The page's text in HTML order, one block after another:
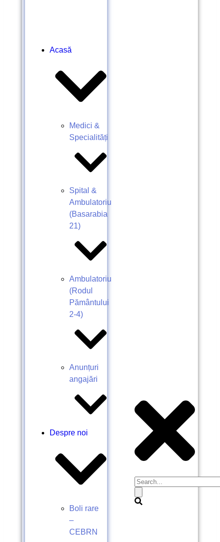
Acasă
Medici &
Specialități
Spital &
Ambulatoriu
(Basarabia
21)
Ambulatoriu
(Rodul
Pământului
2-4)
Anunțuri
angajări
Despre noi
Boli rare
–
CEBRN